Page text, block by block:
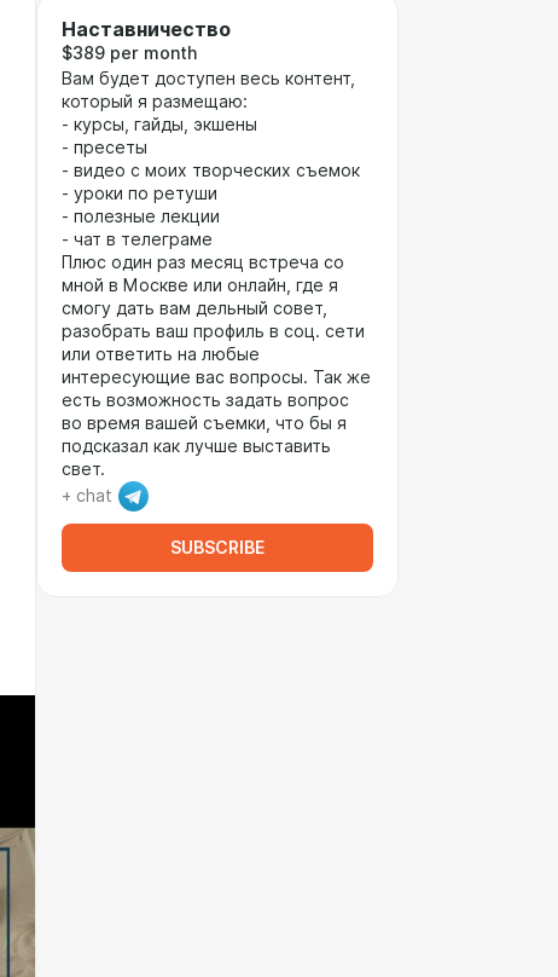
Наставничество
$389 per month
Вам будет доступен весь контент,
который я размещаю:
- курсы, гайды, экшены
- пресеты
- видео с моих творческих съемок
- уроки по ретуши
- полезные лекции
- чат в телеграме
Плюс один раз месяц встреча со
мной в Москве или онлайн, где я
смогу дать вам дельный совет,
разобрать ваш профиль в соц. сети
или ответить на любые
интересующие вас вопросы. Так же
есть возможность задать вопрос
во время вашей съемки, что бы я
подсказал как лучше выставить
свет.
+ chat
SUBSCRIBE